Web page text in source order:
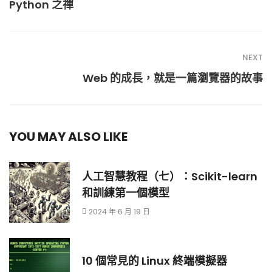
Python 之禪
NEXT
Web 的成長，就是一篇瀏覽器的故事
YOU MAY ALSO LIKE
人工智慧教程（七）：Scikit-learn
和訓練第一個模型
2024 年 6 月 19 日
10 個常見的 Linux 終端模擬器